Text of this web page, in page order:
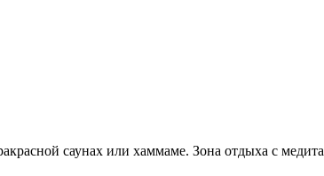
саунах или хаммаме. Зона отдыха с